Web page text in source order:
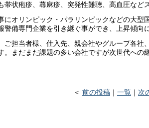
帯状疱疹、蕁麻疹、突発性難聴、高血圧など
にオリンピック・パラリンピックなどの大型
警備専門企業を引き継ぐ事ができ、上昇傾向
ご担当者様、仕入先、親会社やグループ各社
。まだまだ課題の多い会社ですが次世代への
＜ 前の投稿 一覧 次